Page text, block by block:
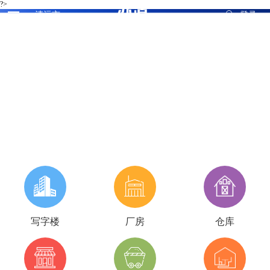
?>
清远市 登录
写字楼 厂房 仓库